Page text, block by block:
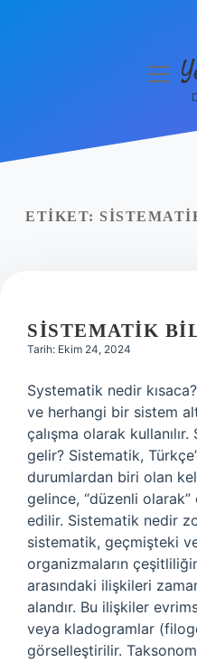
Yasal Uyarı
ETIKET:
SISTEMATIK
Tarih: Ekim 24, 2024
Systematik nedir
ve herhangi bir sistem
çalışma olarak
gelir? Sistematik,
durumlardan biri olan
gelince, “düzenli olarak”
edilir. Sistematik nedir
sistematik, geçmişteki
organizmaların
arasındaki ilişkileri
alandır. Bu ilişkiler
veya kladogramlar
görselleştirilir.